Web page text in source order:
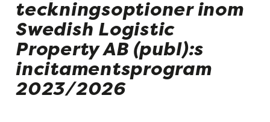
teckningsoptioner inom
Swedish Logistic
Property AB (publ):s
incitamentsprogram
2023/2026